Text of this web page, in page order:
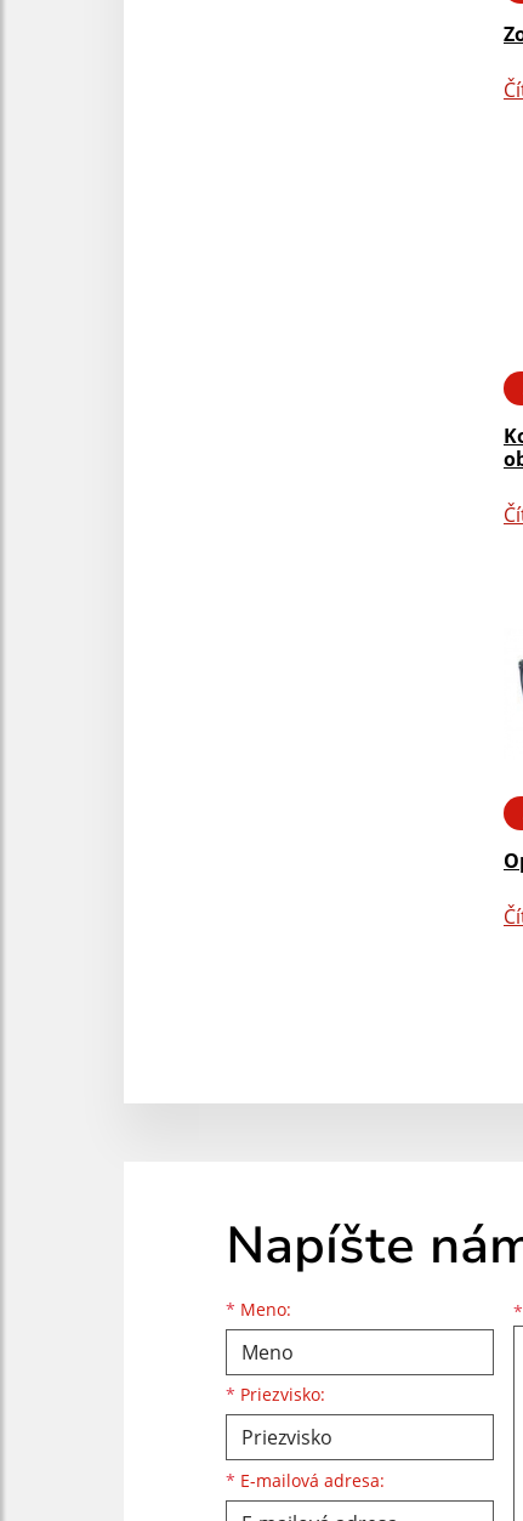
Napíšte
* Meno:
Meno
* Priezvisko:
Priezvisko
* E-mailová adresa:
E-mailová adresa *